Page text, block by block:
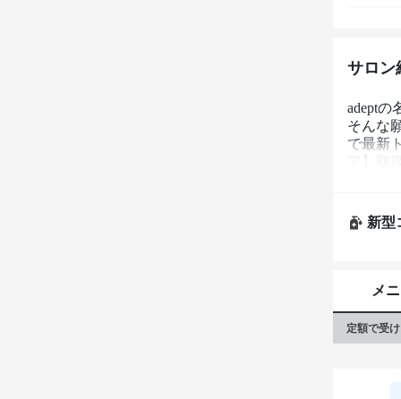
サロン
adeptの
そんな
で最新
新型
メ
定額で受